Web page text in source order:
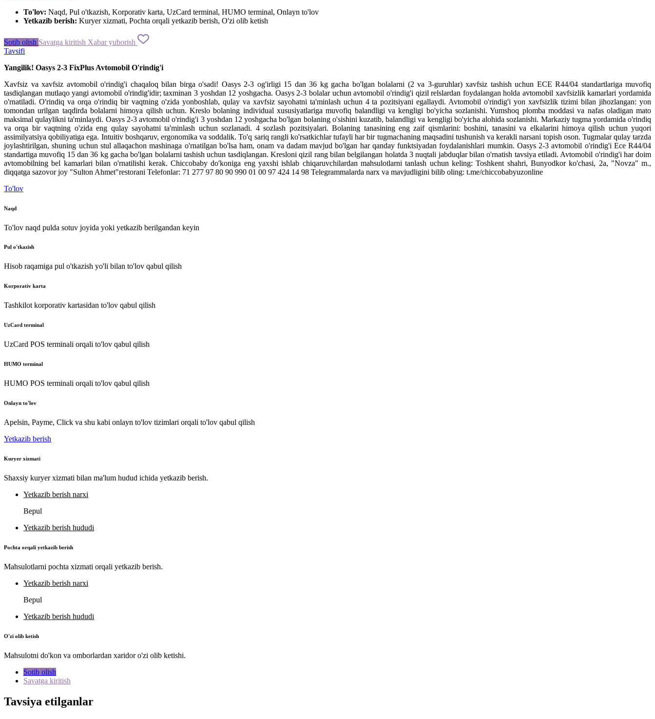
To'lov: Naqd, Pul o'tkazish, Korporativ karta, UzCard terminal, HUMO terminal, Onlayn to'lov
Yetkazib berish: Kuryer xizmati, Pochta orqali yetkazib berish, O'zi olib ketish
Sotib olish Savatga kiritish Xabar yuborish
Tavsifi
Yangilik! Oasys 2-3 FixPlus Avtomobil O'rindig'i
Xavfsiz va xavfsiz avtomobil o'rindig'i chaqaloq bilan birga o'sadi! Oasys 2-3 og'irligi 15 dan 36 kggacha bo'lgan bolalarni (2 va 3-guruhlar) xavfsiz tashish uchun ECE R44/04 standartlariga muvofiq
tasdiqlangan mutlaqo yangi avtomobil o'rindig'idir; taxminan 3 yoshdan 12 yoshgacha. Oasys 2-3 bolalar uchun avtomobil o'rindig'i qizil relslardan foydalangan holdaavtomobil xavfsizlik kamarlari yordamida
o'rnatiladi. O'rindiq va orqa o'rindiq bir vaqtning o'zida yonboshlab, qulay va xavfsiz sayohatni ta'minlash uchun 4tapozitsiyani egallaydi. Avtomobilo'rindig'i yon xavfsizlik tizimi bilanjihozlangan: yon
tomondanurilgan taqdirda bolalarni himoya qilish uchun. Kreslo bolaning individual xususiyatlariga muvofiq balandligi va kengligi bo'yicha sozlanishi. Yumshoq plomba moddasi va nafasoladiganmato
maksimal qulaylikni ta'minlaydi. Oasys 2-3avtomobilo'rindig'i 3 yoshdan 12 yoshgacha bo'lgan bolaning o'sishini kuzatib, balandligi va kengligi bo'yicha alohida sozlanishi. Markaziy tugma yordamida o'rindiq
va orqa bir vaqtning o'zida eng qulay sayohatni ta'minlash uchun sozlanadi. 4 sozlash pozitsiyalari. Bolaning tanasining eng zaif qismlarini: boshini, tanasini va elkalarini himoya qilish uchun yuqori
assimilyatsiya qobiliyatiga ega. Intuitiv boshqaruv, ergonomika va soddalik. To'q sariq rangli ko'rsatkichlar tufayli harbir tugmachaning maqsadini tushunish va kerakli narsani topish oson. Tugmalar qulay tarzda
joylashtirilgan, shuning uchun stul allaqachon mashinaga o'rnatilgan bo'lsa ham, onam va dadam mavjud bo'lgan har qanday funktsiyadan foydalanishlari mumkin. Oasys 2-3 avtomobil o'rindig'i Ece R44/04
standartiga muvofiq 15 dan 36 kggacha bo'lgan bolalarni tashish uchun tasdiqlangan. Kresloni qizil rang bilanbelgilangan holatda 3 nuqtali jabduqlar bilan o'rnatish tavsiya etiladi. Avtomobil o'rindig'i hardoim
avtomobilning bel kamarlari bilan o'rnatilishi kerak. Chiccobabydo'koniga eng yaxshi ishlab chiqaruvchilardan mahsulotlarni tanlash uchun keling: Toshkent shahri, Bunyodkor ko'chasi, 2a, "Novza" m.,
diqqatga sazovor joy "Sulton Ahmet"restorani Telefonlar: 71 277 97 80 90 990 01 00 97 424 14 98 Telegrammalarda narx va mavjudligini bilib oling: t.me/chiccobabyuzonline
To'lov
Naqd
To'lov naqd pulda sotuv joyida yoki yetkazib berilgandan keyin
Pul o'tkazish
Hisob raqamiga pul o'tkazish yo'li bilan to'lov qabul qilish
Korporativ karta
Tashkilot korporativ kartasidan to'lov qabul qilish
UzCard terminal
UzCard POS terminali orqali to'lov qabul qilish
HUMO terminal
HUMO POS terminali orqali to'lov qabul qilish
Onlayn to'lov
Apelsin, Payme, Click va shu kabi onlayn to'lov tizimlari orqali to'lov qabul qilish
Yetkazib berish
Kuryer xizmati
Shaxsiy kuryer xizmati bilan ma'lum hudud ichida yetkazib berish.
Yetkazib berish narxi
Bepul
Yetkazib berish hududi
Pochta orqali yetkazib berish
Mahsulotlarni pochta xizmati orqali yetkazib berish.
Yetkazib berish narxi
Bepul
Yetkazib berish hududi
O'zi olib ketish
Mahsulotni do'kon va omborlardan xaridor o'zi olib ketishi.
Sotib olish
Savatga kiritish
Tavsiya etilganlar